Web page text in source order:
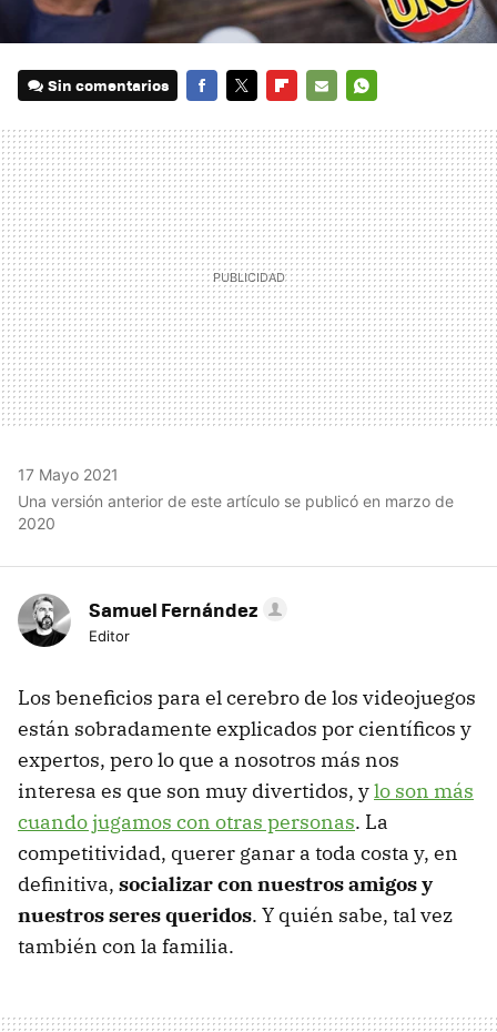
Sin comentarios
MAIL
17 Mayo 2021
Una versión anterior de este artículo se publicó en marzo de
2020
Samuel Fernández
Editor
Los beneficios para el cerebro de los videojuegos
están sobradamente explicados por científicos y
expertos, pero lo que a nosotros más nos
interesa es que son muy divertidos, ylo son más
cuando jugamos con otras personas. La
competitividad, querer ganar a toda costa y, en
definitiva, socializar con nuestros amigos y
nuestros seres queridos. Y quién sabe, tal vez
también con la familia.